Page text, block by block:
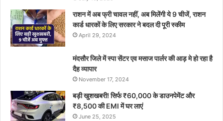
राशन में अब फ्री चावल नहीं, अब मिलेंगी ये 9 चीजें, राशन
कार्ड धारकों के लिए सरकार ने बदल दी पूरी स्कीम
April 29, 2024
मंदसौर जिले में स्पा सेंटर एव मसाज पार्लर की आड़ मे हो रहा है
दैह व्यापार
November 17, 2024
बड़ी खुशखबरी! सिर्फ ₹60,000 के डाउनपेमेंट और
₹8,500 की EMI में घर लाएं
June 25, 2025